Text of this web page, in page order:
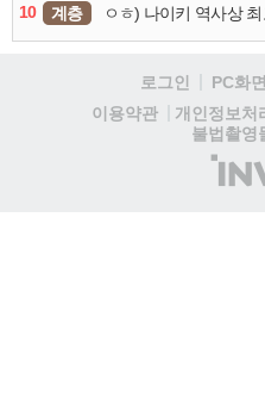
10
계층 ㅇㅎ) 나이키 역사상
로그인 PC화면
이용약관
개인정보처
불법촬영